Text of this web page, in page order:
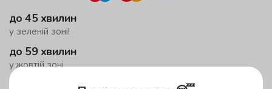
до 45 хвилин
у зеленій зоні!
до 59 хвилин
у жовтій зоні
безкоштовна доставка